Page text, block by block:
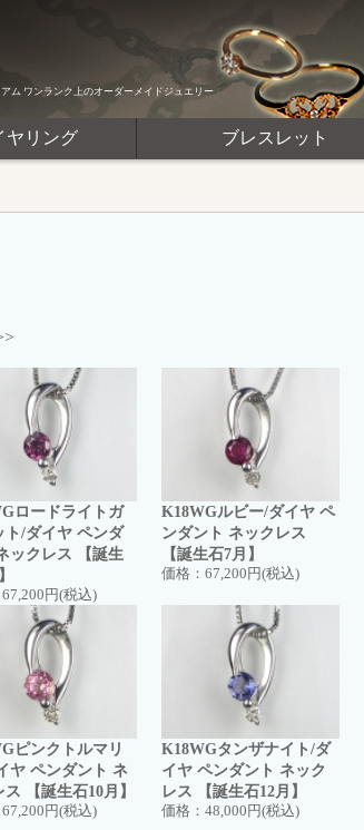
ム ワンランク上のオーダーメイドジュエリー
ヤリング ブレスレット
ロードライトガ
ト/ダイヤ ペンダ
ックレス 【誕生
67,200円(税込)
K18WGルビー/ダイヤ ペ
ンダント ネックレス
【誕生石7月】
価格： 67,200円(税込)
ピンクトルマリ
ヤ ペンダント ネ
ス 【誕生石10月】
67,200円(税込)
K18WGタンザナイト/ダ
イヤ ペンダント ネック
レス 【誕生石12月】
価格： 48,000円(税込)